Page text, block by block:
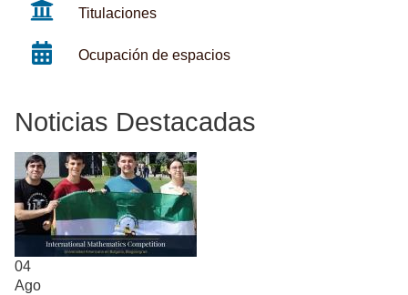
Titulaciones
Ocupación de espacios
Noticias Destacadas
04
Ago